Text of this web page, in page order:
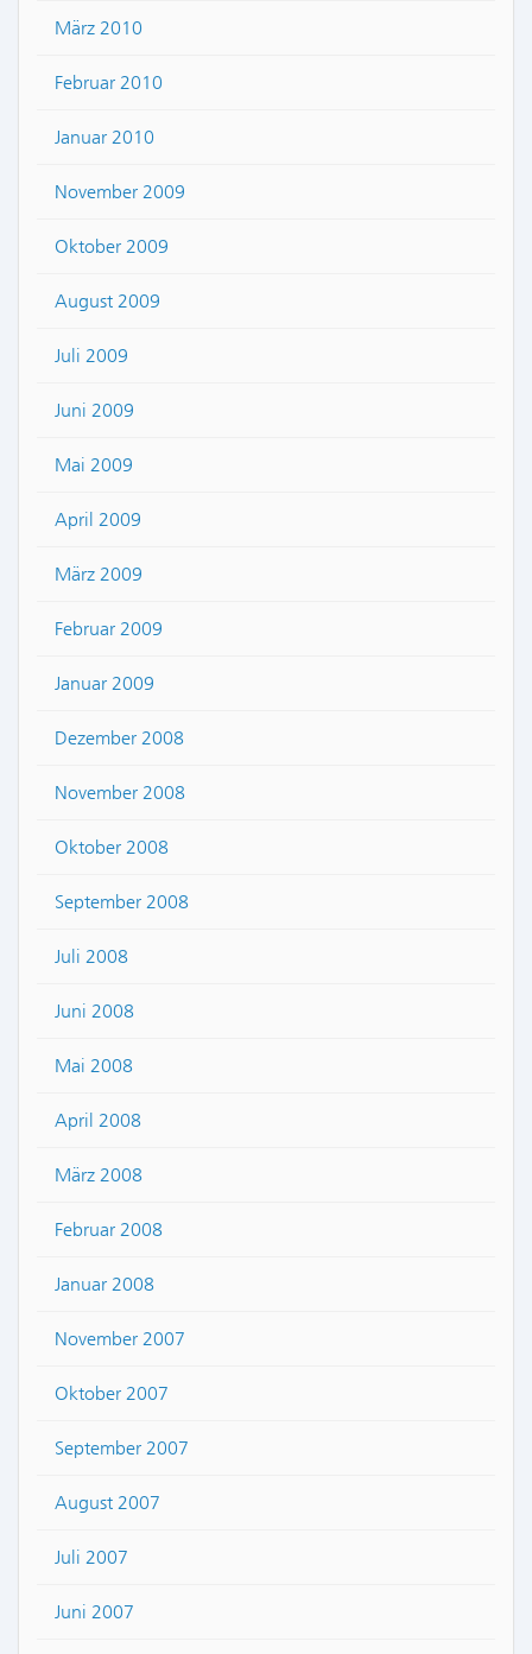
März 2010
Februar 2010
Januar 2010
November 2009
Oktober 2009
August 2009
Juli 2009
Juni 2009
Mai 2009
April 2009
März 2009
Februar 2009
Januar 2009
Dezember 2008
November 2008
Oktober 2008
September 2008
Juli 2008
Juni 2008
Mai 2008
April 2008
März 2008
Februar 2008
Januar 2008
November 2007
Oktober 2007
September 2007
August 2007
Juli 2007
Juni 2007